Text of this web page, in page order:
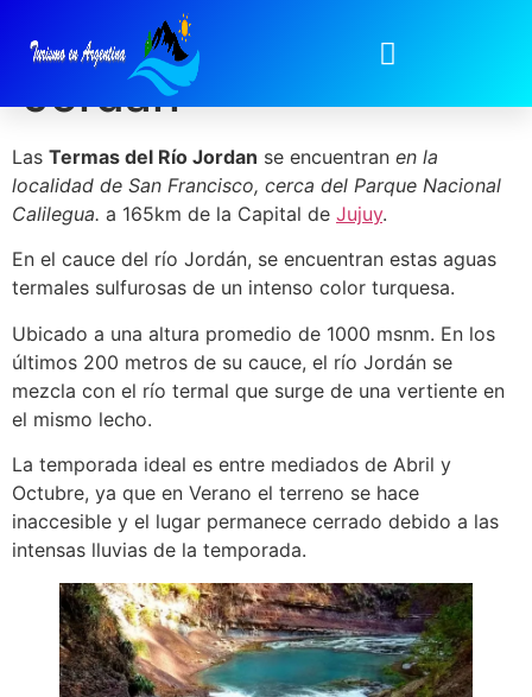
Termas del Río
Jordan
Las Termas del Río Jordan se encuentran en la
localidad de San Francisco, cerca del Parque Nacional
Calilegua. a 165km de la Capital de Jujuy.
En el cauce del río Jordán, se encuentran estas aguas
termales sulfurosas de un intenso color turquesa.
Ubicado a una altura promedio de 1000 msnm. En los
últimos 200 metros de su cauce, el río Jordán se
mezcla con el río termal que surge de una vertiente en
el mismo lecho.
La temporada ideal es entre mediados de Abril y
Octubre, ya que en Verano el terreno se hace
inaccesible y el lugar permanece cerrado debido a las
intensas lluvias de la temporada.